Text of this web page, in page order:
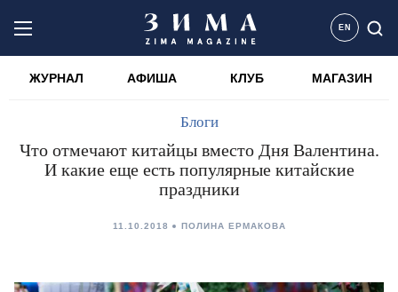
EN
ЖУРНАЛ АФИША КЛУБ МАГАЗИН
Блоги
Что отмечают китайцы вместо Дня Валентина.
И какие еще есть популярные китайские
праздники
11.10.2018 ПОЛИНА ЕРМАКОВА